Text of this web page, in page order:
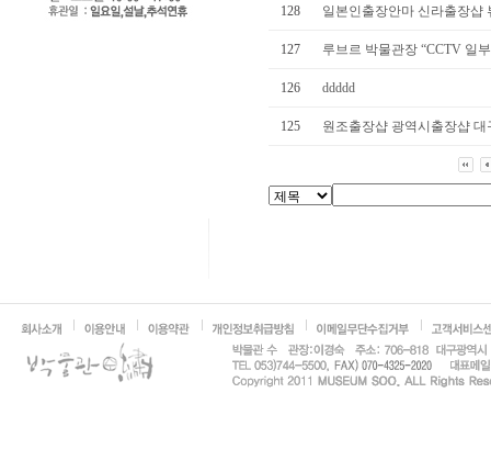
128 일본인출장안마 신라출장샵
127 루브르 박물관장 “CCTV 일
126 ddddd
125 원조출장샵 광역시출장샵 대